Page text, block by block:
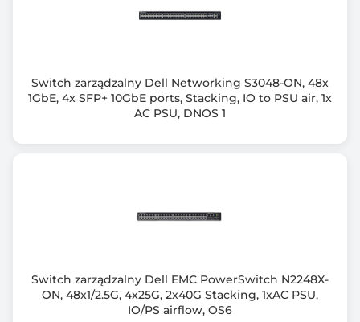
IEEE 802.1Q VLAN (Virtual Local Area Network - Dot1q)
Klient DHCP
QoS (Quality of Service)
Zabezpieczenie Storm Control
Zarządzanie przez WWW (Smart)
16.0
Switch zarządzalny Dell Networking S3048-ON, 48x
1GbE, 4x SFP+ 10GbE ports, Stacking, IO to PSU air, 1x
AC PSU, DNOS 1
Switch zarządzalny Dell EMC PowerSwitch N2248X-
ON, 48x1/2.5G, 4x25G, 2x40G Stacking, 1xAC PSU,
IO/PS airflow, OS6